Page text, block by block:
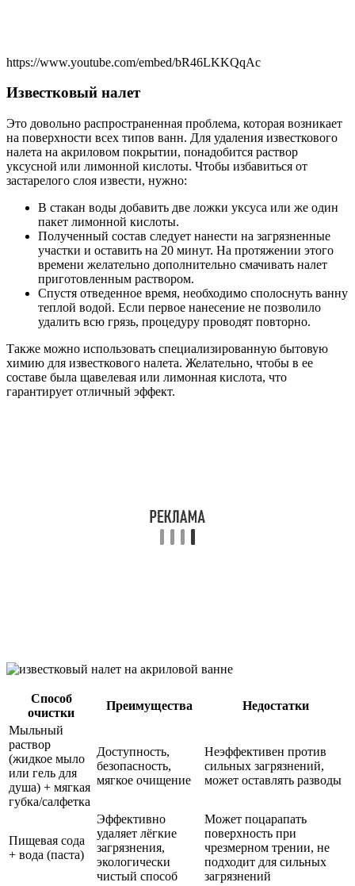
https://www.youtube.com/embed/bR46LKKQqAc
Известковый налет
Это довольно распространенная проблема, которая возникает
на поверхности всех типов ванн. Для удаления известкового
налета на акриловом покрытии, понадобится раствор
уксусной или лимонной кислоты. Чтобы избавиться от
застарелого слоя извести, нужно:
В стакан воды добавить две ложки уксуса или же один
пакет лимонной кислоты.
Полученный состав следует нанести на загрязненные
участки и оставить на 20 минут. На протяжении этого
времени желательно дополнительно смачивать налет
приготовленным раствором.
Спустя отведенное время, необходимо сполоснуть ванну
теплой водой. Если первое нанесение не позволило
удалить всю грязь, процедуру проводят повторно.
Также можно использовать специализированную бытовую
химию для известкового налета. Желательно, чтобы в ее
составе была щавелевая или лимонная кислота, что
гарантирует отличный эффект.
Способ
очистки
Преимущества
Недостатки
Мыльный
раствор
(жидкое мыло
или гель для
душа) + мягкая
губка/салфетка
Доступность,
безопасность,
мягкое очищение
Неэффективен против
сильных загрязнений,
может оставлять разводы
Пищевая сода
+ вода (паста)
Эффективно
удаляет лёгкие
загрязнения,
экологически
чистый способ
Может поцарапать
поверхность при
чрезмерном трении, не
подходит для сильных
загрязнений